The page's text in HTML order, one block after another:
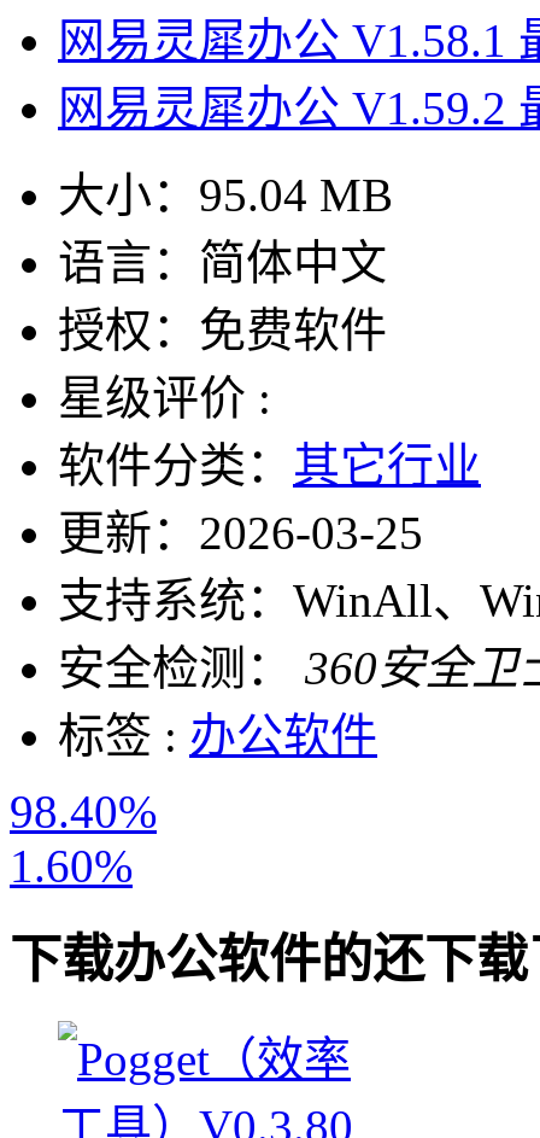
网易灵犀办公 V1.58.1
网易灵犀办公 V1.59.2
大小： 95.04 MB
语言： 简体中文
授权： 免费软件
星级评价 :
软件分类： 其它行业
更新： 2026-03-25
支持系统： WinAll、
安全检测：
360安全卫
标签 : 办公软件
98.40%
1.60%
下载办公软件的还下